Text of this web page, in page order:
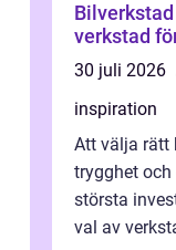
Bilverkstad tierp så
verkstad
30 juli 2026
inspiration
Att välja rätt
trygghet
största
val av